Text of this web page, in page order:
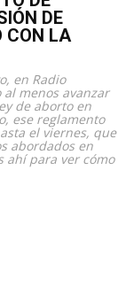
DE
CON LA
en Radio
menos avanzar
de aborto en
ese reglamento
el viernes, que
abordados en
ahí para ver cómo